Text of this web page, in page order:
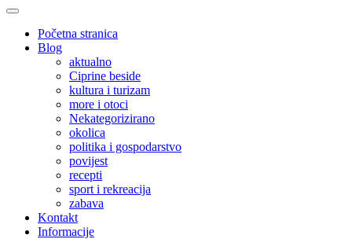
Početna stranica
Blog
aktualno
Ciprine beside
kultura i turizam
more i otoci
Nekategorizirano
okolica
politika i gospodarstvo
povijest
recepti
sport i rekreacija
zabava
Kontakt
Informacije